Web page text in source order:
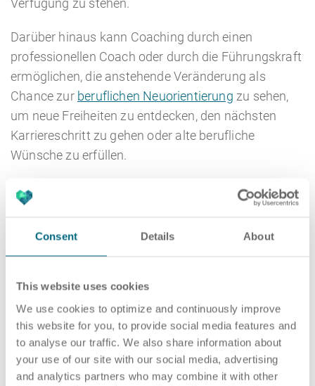
Consent Details About
This website uses cookies
We use cookies to optimize and continuously improve
this website for you, to provide social media features and
to analyse our traffic. We also share information about
your use of our site with our social media, advertising
and analytics partners who may combine it with other
Verfügung zu stehen.
Darüber hinaus kann Coaching durch einen
professionellen Coach oder durch die Führungskraft
ermöglichen, die anstehende Veränderung als
Chance zur beruflichen Neuorientierung zu sehen,
um neue Freiheiten zu entdecken, den nächsten
Karriereschritt zu gehen oder alte berufliche
Wünsche zu erfüllen.
Das Team in der Trennung begleiten
verbleibende Team. Oftmals stehen nach
eigenen Arbeitsplatz und die
Unternehmenssituation, - ausgesprochen oder auch
unausgesprochen - im Raum. Kommen Sie dem
zuvor.
Entscheiden Sie gemeinsam mit der gekündigten